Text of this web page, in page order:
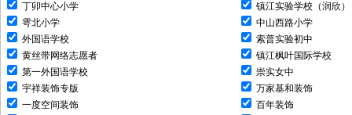
丁卯中心小学
镇江实验学校（润欣）
雩北小学
中山西路小学
外国语学校
索普实验初中
黄丝带网络志愿者
镇江枫叶国际学校
第一外国语学校
崇实女中
宇祥装饰专版
万家基和装饰
一度空间装饰
百年装饰